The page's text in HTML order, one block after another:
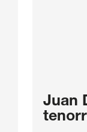
Juan